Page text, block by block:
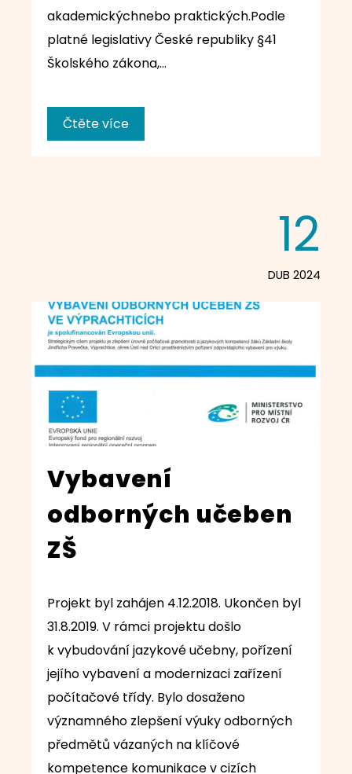
akademickýchnebo praktických.Podle
platné legislativy České republiky §41
Školského zákona,…
Čtěte více
12
DUB 2024
Vybavení
odborných učeben
ZŠ
Projekt byl zahájen 4.12.2018. Ukončen byl
31.8.2019. V rámci projektu došlo
k vybudování jazykové učebny, pořízení
jejího vybavení a modernizaci zařízení
počítačové třídy. Bylo dosaženo
významného zlepšení výuky odborných
předmětů vázaných na klíčové
kompetence komunikace v cizích